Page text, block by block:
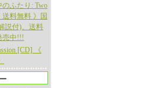
のふたり: Two
送料無料 》国
説付)、送料
売中!!!
[CD] 《